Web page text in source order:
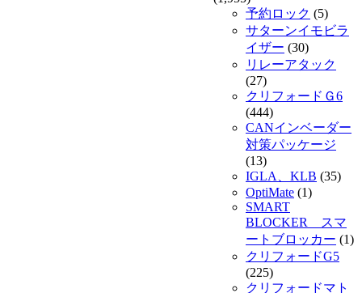
予約ロック (5)
サターンイモビラ
イザー (30)
リレーアタック
(27)
クリフォードＧ6
(444)
CANインベーダー
対策パッケージ
(13)
IGLA、KLB (35)
OptiMate (1)
SMART
BLOCKER スマ
ートブロッカー (1)
クリフォードG5
(225)
クリフォードマト